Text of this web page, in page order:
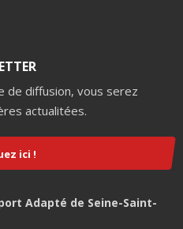
de diffusion, vous serez
actualitées.
ici !
Adapté de Seine-Saint-